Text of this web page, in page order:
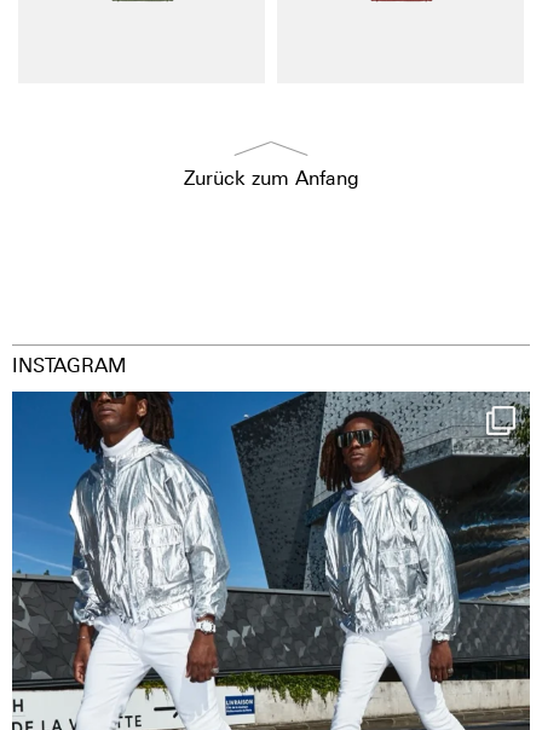
Zurück zum Anfang
INSTAGRAM
Happy Streetparade everybody
Music in...
36
2